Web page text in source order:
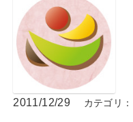
2011/12/29 カテゴリ：